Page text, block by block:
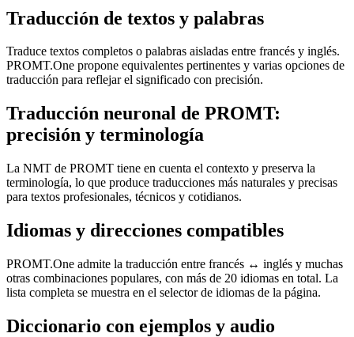
Traducción de textos y palabras
Traduce textos completos o palabras aisladas entre francés y inglés.
PROMT.One propone equivalentes pertinentes y varias opciones de
traducción para reflejar el significado con precisión.
Traducción neuronal de PROMT:
precisión y terminología
La NMT de PROMT tiene en cuenta el contexto y preserva la
terminología, lo que produce traducciones más naturales y precisas
para textos profesionales, técnicos y cotidianos.
Idiomas y direcciones compatibles
PROMT.One admite la traducción entre francés ↔ inglés y muchas
otras combinaciones populares, con más de 20 idiomas en total. La
lista completa se muestra en el selector de idiomas de la página.
Diccionario con ejemplos y audio